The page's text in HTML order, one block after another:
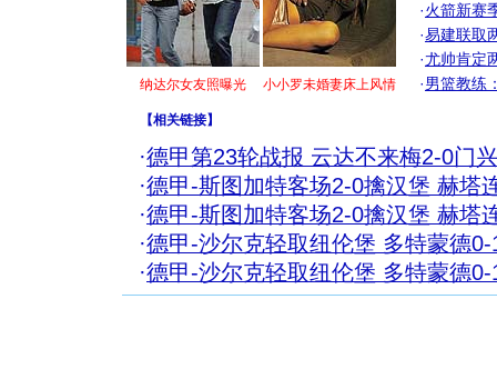
纳达尔女友照曝光 小小罗未婚妻床上风情
·火箭新赛
·易建联取
·尤帅肯定
·男篮教练
【相关链接】
·德甲第23轮战报 云达不来梅2-0门
·德甲-斯图加特客场2-0擒汉堡 赫塔
·德甲-斯图加特客场2-0擒汉堡 赫塔
·德甲-沙尔克轻取纽伦堡 多特蒙德
·德甲-沙尔克轻取纽伦堡 多特蒙德